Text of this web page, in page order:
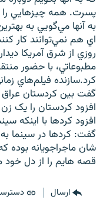
پسرت. همه چيزهايي را
به آنها مي‌گويي به
اي هم نمي‌توانند کار
روزي از شرق آمريکا
مطبوعاتي، با حضور
کرد.سازنده فيلم‌هاي
گفت بين كردستان
افزود کردستان را يک
افزود كردها با اينكه
گفت: کردها در سينما
شان ماجراجويانه بوده
قصه هايم را از دل خود
ارسال